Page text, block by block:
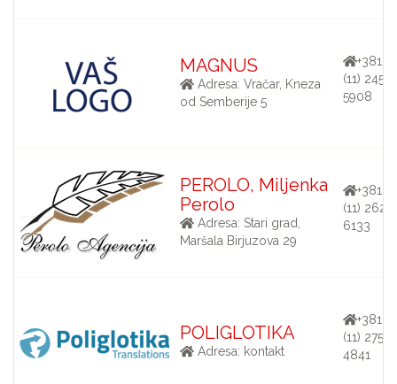
MAGNUS
Adresa: Vračar, Kneza
od Semberije 5
+381
(11) 245-
5908
PEROLO, Miljenka
Perolo
Adresa: Stari grad,
Maršala Birjuzova 29
+381
(11) 262-
6133
POLIGLOTIKA
Adresa: kontakt
+381
(11) 275-
4841